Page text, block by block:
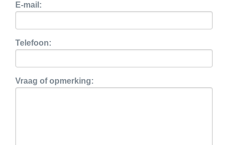
Renovatie stock
Nieuw
E-mail:
Telefoon:
Vraag of opmerking: